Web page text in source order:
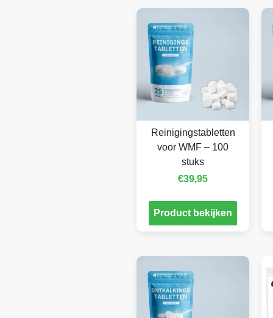
Reinigingstabletten
voor WMF – 100
stuks
€39,95
Product bekijken